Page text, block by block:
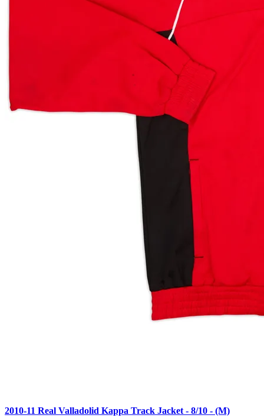
2010-11 Real Valladolid Kappa Track Jacket - 8/10 - (M)